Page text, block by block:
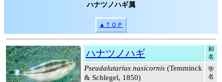
ハナツノハギ属
▲ＴＯＰ
ハナツノハギ
和
名
Pseudalutarius nasicornis (Temminck
& Schlegel, 1850)
学
名